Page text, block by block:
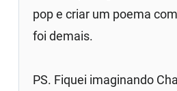
pop e criar um poema
foi demais.
PS. Fiquei imaginando